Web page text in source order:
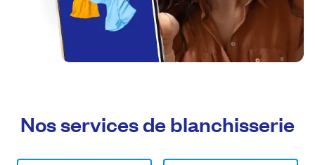
Nos services de blanchisserie